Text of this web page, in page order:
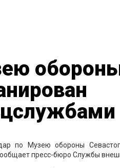
по Музею обороны
пресс-бюро Службы